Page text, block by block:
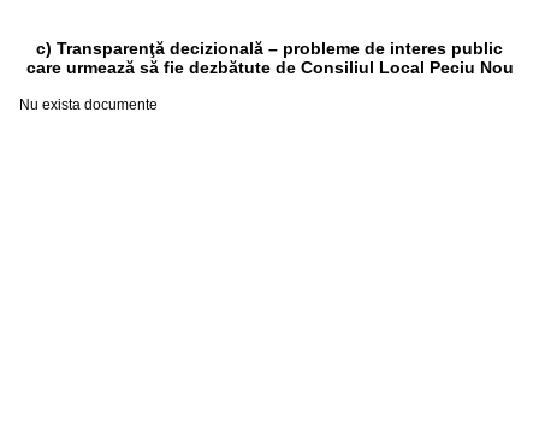
c) Transparenţă decizională – probleme de interes public
care urmează să fie dezbătute de Consiliul Local Peciu Nou
Nu exista documente